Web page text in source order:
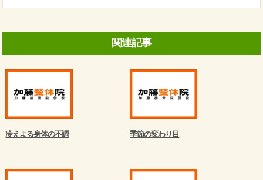
関連記事
冷えよる身体の不調 季節の変わり目